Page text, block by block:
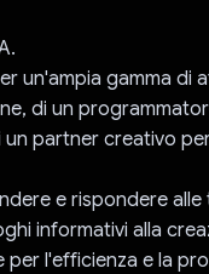
un'ampia gamma di
di un
un partner creativo
e rispondere alle
informativi alla
per l'efficienza e la